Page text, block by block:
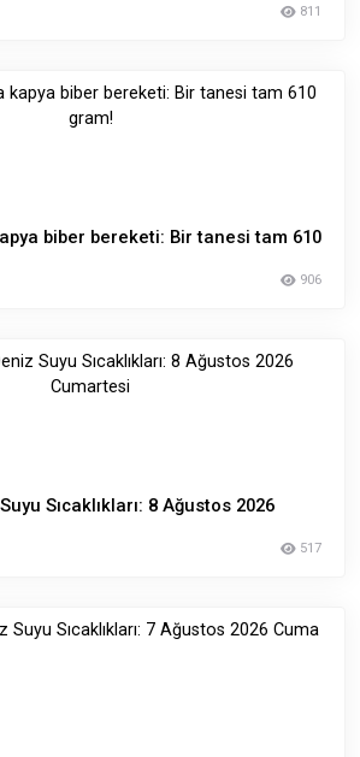
811
biber bereketi: Bir tanesi tam 610
906
Sıcaklıkları: 8 Ağustos 2026
517